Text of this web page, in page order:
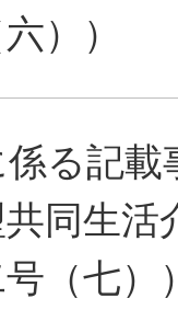
））
る記載
共同生活
（七）